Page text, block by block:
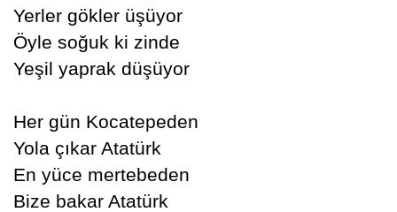
Yerler gökler üşüyor
Öyle soğuk ki zinde
Yeşil yaprak düşüyor
Her gün Kocatepeden
Yola çıkar Atatürk
En yüce mertebeden
Bize bakar Atatürk